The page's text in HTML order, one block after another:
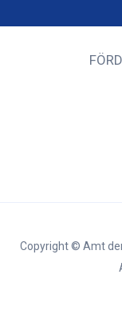
Copyright © Amt